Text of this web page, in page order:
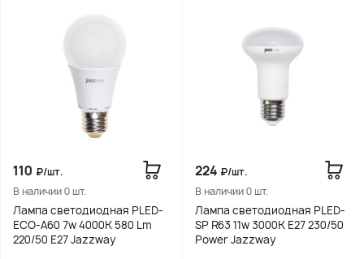
110 ₽/шт.
В наличии 0 шт.
Лампа светодиодная PLED-
ECO-A60 7w 4000K 580 Lm
220/50 E27 Jazzway
224 ₽/шт.
В наличии 0 шт.
Лампа светодиодная PLED-
SP R63 11w 3000K E27 230/50
Power Jazzway